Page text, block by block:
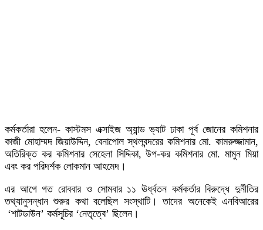
কর্মকর্তারা হলেন- কাস্টমস এক্সাইজ অ্যান্ড ভ্যাট ঢাকা পূর্ব জোনের কমিশনার
কাজী মোহাম্মদ জিয়াউদ্দিন, বেনাপোল স্থলবন্দরের কমিশনার মো. কামরুজ্জামান,
অতিরিক্ত কর কমিশনার সেহেলা সিদ্দিকা, উপ-কর কমিশনার মো. মামুন মিয়া
এবং কর পরিদর্শক লোকমান আহমেদ।
এর আগে গত রোববার ও সোমবার ১১ ঊর্ধ্বতন কর্মকর্তার বিরুদ্ধে দুর্নীতির
তথ্যানুসন্ধান শুরুর কথা বলেছিল সংস্থাটি। তাদের অনেকেই এনবিআরের
‘শাটডাউন’ কর্মসূচির ‘নেতৃত্বে’ ছিলেন।